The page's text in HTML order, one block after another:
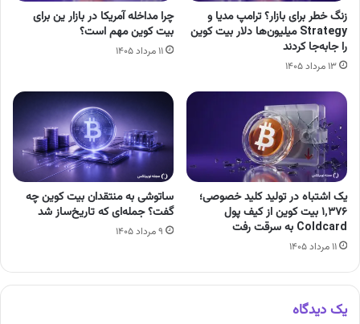
زنگ خطر برای بازار؟ ترامپ مدیا و
Strategy میلیون‌ها دلار بیت کوین
را جابه‌جا کردند
۱۳ مرداد ۱۴۰۵
چرا مداخله آمریکا در بازار ین برای
بیت کوین مهم است؟
۱۱ مرداد ۱۴۰۵
یک اشتباه در تولید کلید خصوصی؛
۱٬۳۷۶ بیت کوین از کیف پول
Coldcard به سرقت رفت
۱۱ مرداد ۱۴۰۵
ساتوشی به منتقدان بیت کوین چه
گفت؟ جمله‌ای که تاریخ‌ساز شد
۹ مرداد ۱۴۰۵
یک دیدگاه